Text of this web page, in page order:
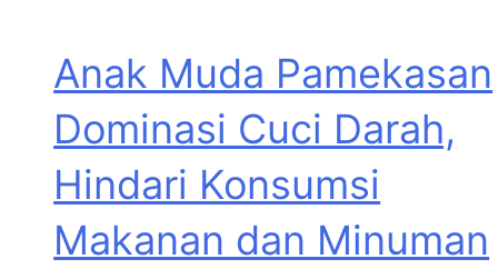
Anak Muda Pamekasan
Dominasi Cuci Darah,
Hindari Konsumsi
Makanan dan Minuman